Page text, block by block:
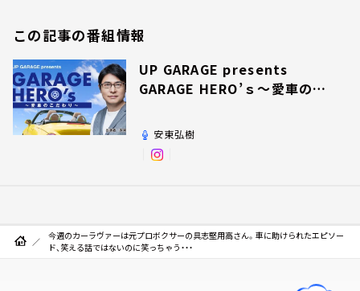
この記事の番組情報
UP GARAGE presents
GARAGE HERO’ｓ～愛車のこ
安東弘樹
今週のカーラヴァーは元プロボクサーの具志堅用高さん。車に助けられたエピソー
ド、笑える話ではないのに笑っちゃう・・・